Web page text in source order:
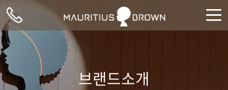
주메뉴 바로가기
컨텐츠 바로가기
브랜드소개